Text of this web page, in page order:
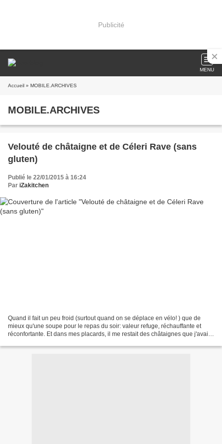
Publicité
MENU
Accueil » MOBILE.ARCHIVES
MOBILE.ARCHIVES
Velouté de châtaigne et de Céleri Rave (sans
gluten)
Publié le 22/01/2015 à 16:24
Par iZakitchen
Quand il fait un peu froid (surtout quand on se déplace en vélo! ) que de
mieux qu'une soupe pour le repas du soir: valeur refuge, réchauffante et
réconfortante. Et dans mes placards, il me restait des châtaignes que j'avais